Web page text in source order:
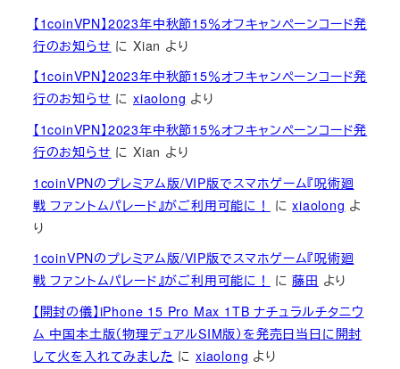
【1coinVPN】2023年中秋節15％オフキャンペーンコード発
行のお知らせ にXian より
【1coinVPN】2023年中秋節15％オフキャンペーンコード発
行のお知らせ にxiaolong より
【1coinVPN】2023年中秋節15％オフキャンペーンコード発
行のお知らせ にXian より
1coinVPNのプレミアム版/VIP版でスマホゲーム『呪術廻
戦 ファントムパレード』がご利用可能に！
にxiaolong よ
り
1coinVPNのプレミアム版/VIP版でスマホゲーム『呪術廻
戦 ファントムパレード』がご利用可能に！
に藤田 より
【開封の儀】iPhone 15 Pro Max 1TB ナチュラルチタニウ
ム 中国本土版（物理デュアルSIM版）を発売日当日に開封
して火を入れてみました にxiaolong より